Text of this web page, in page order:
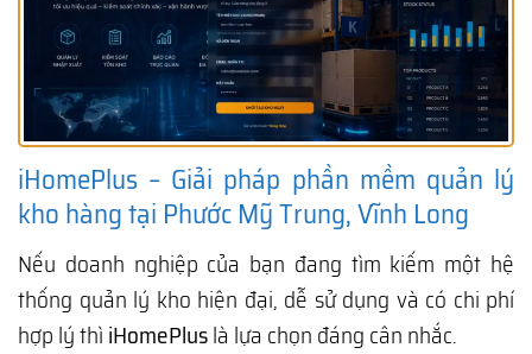
iHomePlus – Giải pháp phần mềm quản lý
kho hàng tại Phước Mỹ Trung, Vĩnh Long
Nếu doanh nghiệp của bạn đang tìm kiếm một hệ
thống quản lý kho hiện đại, dễ sử dụng và có chi phí
hợp lý thì iHomePluslà lựa chọn đáng cân nhắc.